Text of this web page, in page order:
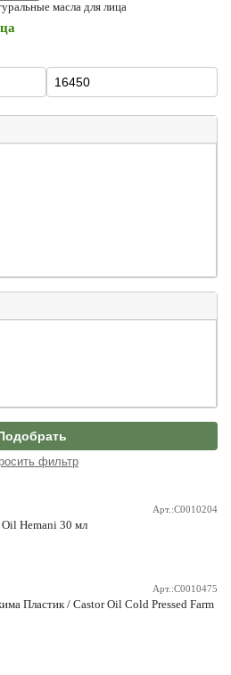
масла для лица
фильтр
Арт.:C0010204
Hemani 30 мл
Арт.:C0010475
Пластик / Castor Oil Cold Pressed Farm